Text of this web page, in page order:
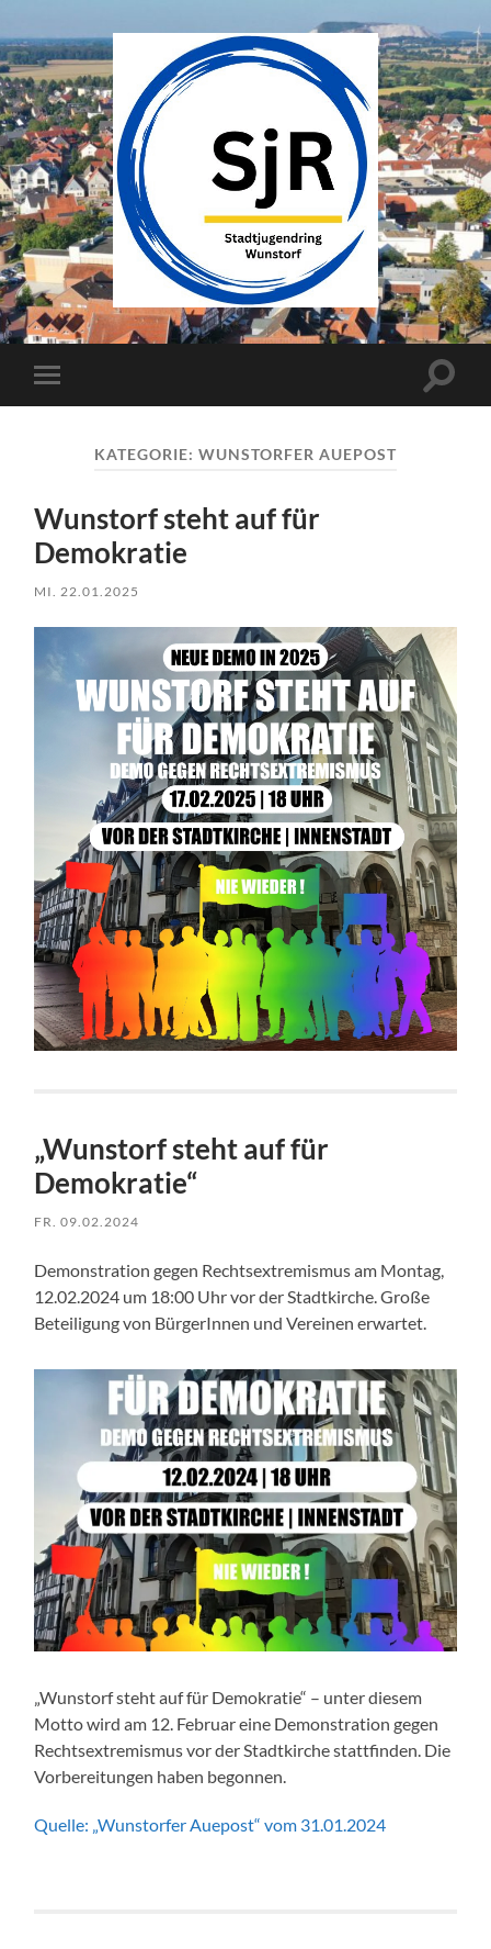
SJR
Wunstorf
Mobile-
Menü
KATEGORIE: WUNSTORFER AUEPOST
Wunstorf steht auf für
Demokratie
MI. 22.01.2025
„Wunstorf steht auf für
Demokratie“
FR. 09.02.2024
Demonstration gegen Rechtsextremismus am Montag,
12.02.2024 um 18:00 Uhr vor der Stadtkirche. Große
Beteiligung von BürgerInnen und Vereinen erwartet.
„Wunstorf steht auf für Demokratie“ – unter diesem
Motto wird am 12. Februar eine Demonstration gegen
Rechtsextremismus vor der Stadtkirche stattfinden. Die
Vorbereitungen haben begonnen.
Quelle: „Wunstorfer Auepost“ vom 31.01.2024